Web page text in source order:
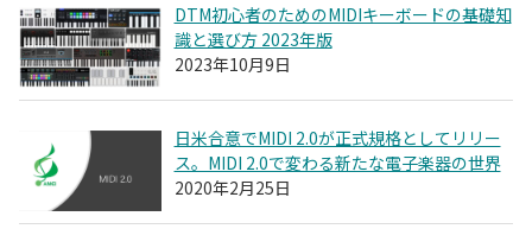
DTM初心者のためのMIDIキーボードの基礎知
識と選び方 2023年版
2023年10月9日
日米合意でMIDI 2.0が正式規格としてリリー
ス。MIDI 2.0で変わる新たな電子楽器の世界
2020年2月25日